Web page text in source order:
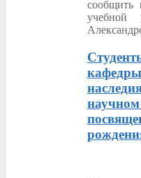
сообщить
учебной